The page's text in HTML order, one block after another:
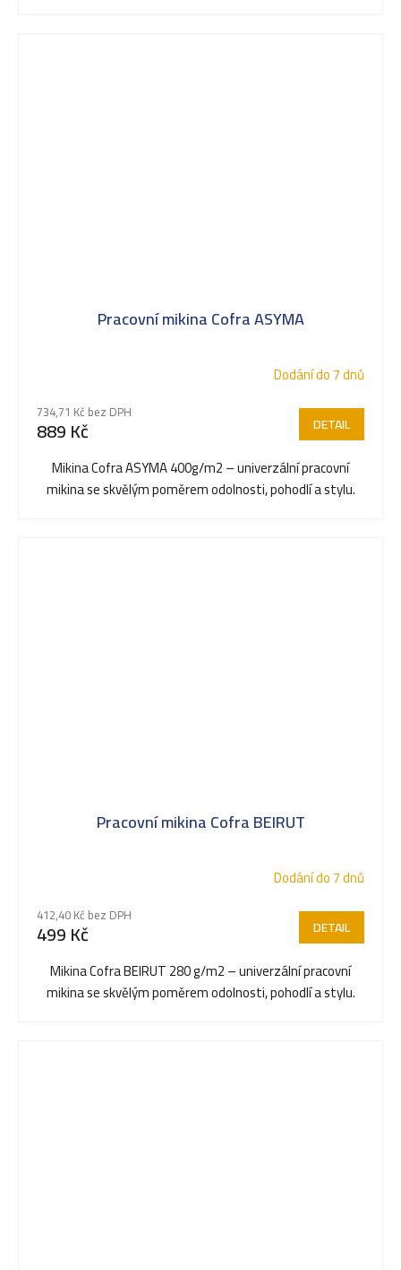
Pracovní mikina Cofra ASYMA
Dodání do 7 dnů
734,71 Kč bez DPH
889 Kč DETAIL
Mikina Cofra ASYMA 400g/m2 – univerzální pracovní
mikina se skvělým poměrem odolnosti, pohodlí a stylu.
Pracovní mikina Cofra BEIRUT
Dodání do 7 dnů
412,40 Kč bez DPH
499 Kč DETAIL
Mikina Cofra BEIRUT 280 g/m2 – univerzální pracovní
mikina se skvělým poměrem odolnosti, pohodlí a stylu.